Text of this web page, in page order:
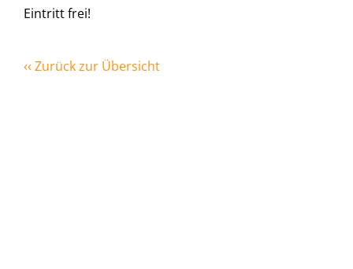
Eintritt frei!
‹‹ Zurück zur Übersicht